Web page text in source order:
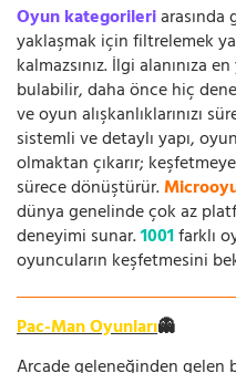
Oyun kategorileriarasında
yaklaşmak için filtrelemek
kalmazsınız. İlgi alanınıza
bulabilir, daha önce hiç
ve oyun alışkanlıklarınızı
sistemli ve detaylı yapı,
olmaktan çıkarır;
sürece dönüştürür.
dünya genelinde çok az
deneyimi sunar.1001farklı
oyuncuların keşfetmesini
Pac-Man Oyunları👻